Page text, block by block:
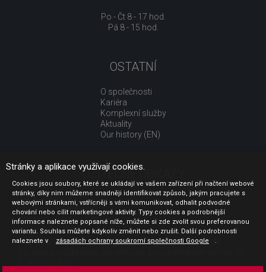
Po - Čt 8 - 17 hod.
Pá 8 - 15 hod.
OSTATNÍ
O společnosti
Kariéra
Komplexní služby
Aktuality
Our history (EN)
UŽITEČNÉ ODKAZY
Jak nakupovat
Obchodní podmínky
GDPR - ochrana osobních údajů
Profil zadavatele
Sdělení před uzavřením kupní smlouvy pro spotřebitele
Stránky a aplikace využívají cookies.
Cookies jsou soubory, které se ukládají ve vašem zařízení při načtení webové
stránky, díky nim můžeme snadněji identifikovat způsob, jakým pracujete s
webovými stránkami, vstřícněji s vámi komunikovat, odhalit podvodné
chování nebo cílit marketingové aktivity. Typy cookies a podrobnější
informace naleznete popsané níže, můžete si zde zvolit svou preferovanou
variantu. Souhlas můžete kdykoliv změnit nebo zrušit. Další podrobnosti
naleznete v
zásadách ochrany soukromí společnosti Google .